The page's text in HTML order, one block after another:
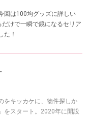
回は100均グッズに詳しい
だけで一瞬で鏡になるセリア
た！
をキッカケに、物件探しか
をスタート。2020年に開設